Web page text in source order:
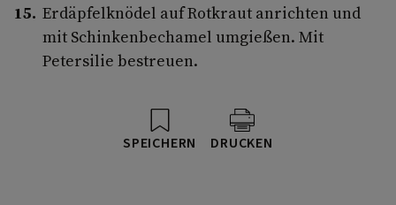
Erdäpfelknödel auf Rotkraut anrichten und
mit Schinkenbechamel umgießen. Mit
Petersilie bestreuen.
SPEICHERN DRUCKEN